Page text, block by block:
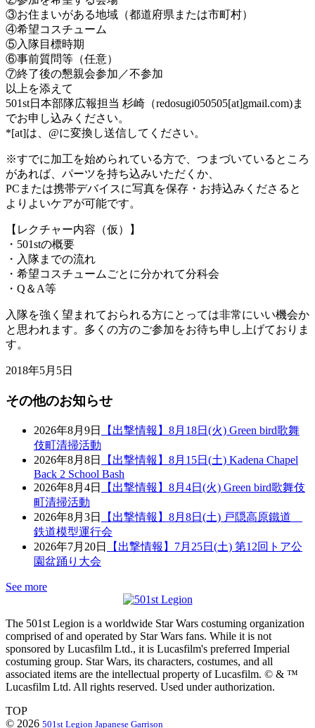
③お住まいがある地域（都道府県または市町村）
④希望コスチューム
⑤入隊目標時期
⑥事前質問等（任意）
⑦終了後の懇親会参加／不参加
以上を添えて
501st日本部隊広報担当 杉崎（redosugi050505[at]gmail.com)ま
でお申し込みください。
*[at]は、@に変換し送信してください。
※すでに加工を始められている方で、つまづいているところ
があれば、パーツを持ち込みいただくか、
PCまたは携帯デバイスに写真を保存・お持込みくださると
よりよいケアが可能です。
【レクチャー内容（仮）】
・501stの概要
・入隊までの流れ
・希望コスチュームごとに分かれて分科会
・Q＆A等
入隊を強く望まれておられる方にとっては非常にいい機会か
と思われます。多くの方のご参加をお待ち申し上げておりま
す。
2018年5月5日
その他のお知らせ
2026年8月9日
【出撃情報】8月18日(火) Green bird歌舞
伎町清掃活動
2026年8月8日
【出撃情報】8月15日(土) Kadena Chapel
Back 2 School Bash
2026年8月4日
【出撃情報】8月4日(火) Green bird歌舞伎
町清掃活動
2026年8月3日
【出撃情報】8月8日(土) 戸隠高原鐵道
鉄道模型運行会
2026年7月20日
【出撃情報】7月25日(土) 第12回トア公
園盆踊り大会
See more
The 501st Legion is a worldwide Star Wars costuming organization
comprised of and operated by Star Wars fans. While it is not
sponsored by Lucasfilm Ltd., it is Lucasfilm's preferred Imperial
costuming group. Star Wars, its characters, costumes, and all
associated items are the intellectual property of Lucasfilm. © & ™
Lucasfilm Ltd. All rights reserved. Used under authorization.
TOP
© 2026 501st Legion Japanese Garrison